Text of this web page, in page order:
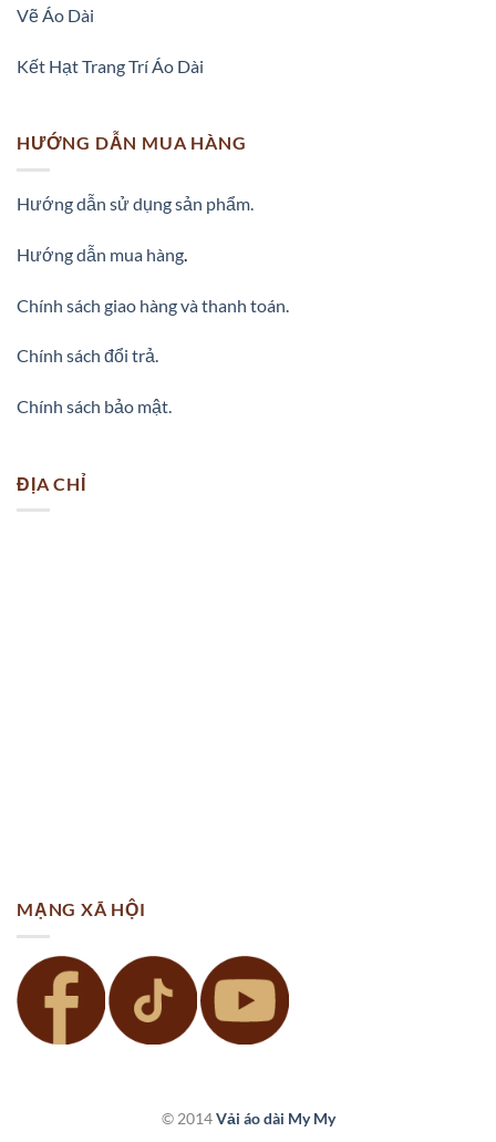
Vẽ Áo Dài
Kết Hạt Trang Trí Áo Dài
HƯỚNG DẪN MUA HÀNG
Hướng dẫn sử dụng sản phẩm.
Hướng dẫn mua hàng
Chính sách giao hàng và thanh toán.
Chính sách đổi trả.
Chính sách bảo mật.
ĐỊA CHỈ
MẠNG XÃ HỘI
© 2014Vải áo dài My My